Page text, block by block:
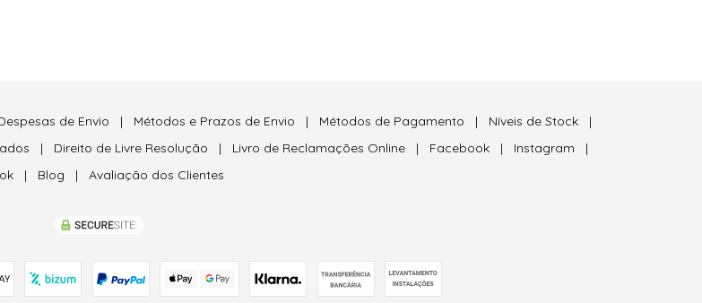
de Envio | Métodos e Prazos de Envio | Métodos de Pagamento | Níveis de Stock |
| Direito de Livre Resolução | Livro de Reclamações Online | Facebook | Instagram |
| Blog | Avaliação dos Clientes